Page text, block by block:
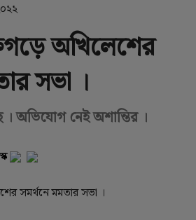
অখিলেশের
সভা ।
অভিযোগ নেই অশান্তির ।